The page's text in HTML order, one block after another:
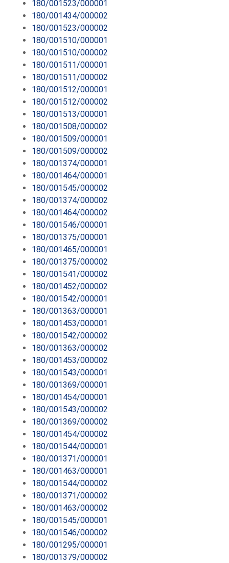
180/001523/000001
180/001434/000002
180/001523/000002
180/001510/000001
180/001510/000002
180/001511/000001
180/001511/000002
180/001512/000001
180/001512/000002
180/001513/000001
180/001508/000002
180/001509/000001
180/001509/000002
180/001374/000001
180/001464/000001
180/001545/000002
180/001374/000002
180/001464/000002
180/001546/000001
180/001375/000001
180/001465/000001
180/001375/000002
180/001541/000002
180/001452/000002
180/001542/000001
180/001363/000001
180/001453/000001
180/001542/000002
180/001363/000002
180/001453/000002
180/001543/000001
180/001369/000001
180/001454/000001
180/001543/000002
180/001369/000002
180/001454/000002
180/001544/000001
180/001371/000001
180/001463/000001
180/001544/000002
180/001371/000002
180/001463/000002
180/001545/000001
180/001546/000002
180/001295/000001
180/001379/000002